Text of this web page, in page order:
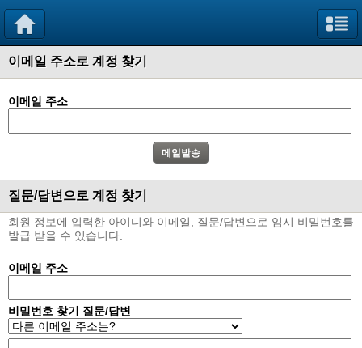
이메일 주소로 계정 찾기
이메일 주소
질문/답변으로 계정 찾기
회원 정보에 입력한 아이디와 이메일, 질문/답변으로 임시 비밀번호를
발급 받을 수 있습니다.
이메일 주소
비밀번호 찾기 질문/답변